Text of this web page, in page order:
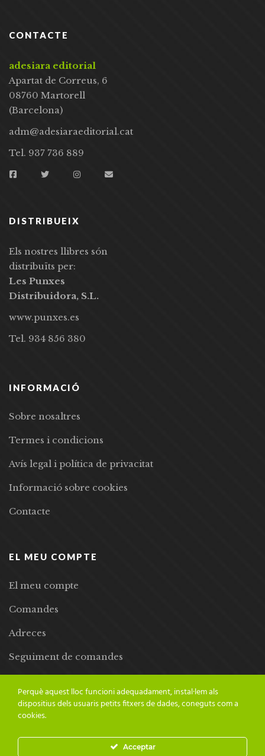
CONTACTE
adesiara editorial
Apartat de Correus, 6
08760 Martorell
(Barcelona)
adm@adesiaraeditorial.cat
Tel. 937 736 889
DISTRIBUEIX
Els nostres llibres són
distribuïts per:
Les Punxes
Distribuidora, S.L.
www.punxes.es
Tel. 934 856 380
INFORMACIÓ
Sobre nosaltres
Termes i condicions
Avís legal i política de privacitat
Informació sobre cookies
Contacte
EL MEU COMPTE
El meu compte
Comandes
Adreces
Seguiment de comandes
Perquè aquest lloc funcioni adequadament, instal·lem als
dispositius dels usuaris petits fitxers de dades, coneguts com a
cookies.
Acceptar